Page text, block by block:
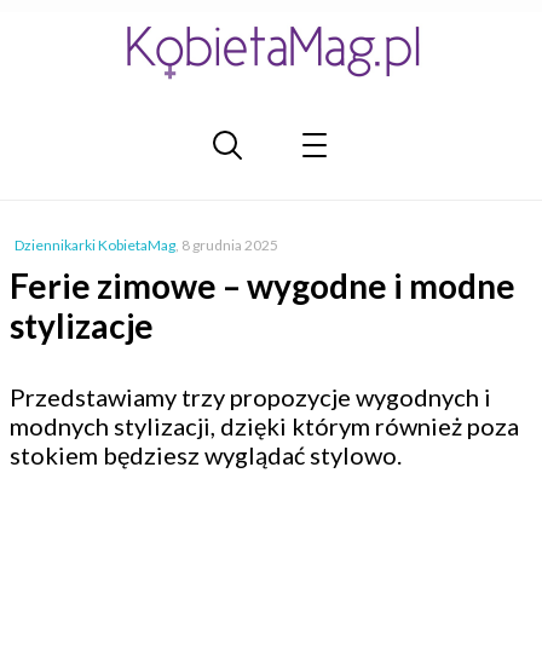
Dziennikarki KobietaMag, 8 grudnia 2025
Ferie zimowe – wygodne i modne
stylizacje
Przedstawiamy trzy propozycje wygodnych i
modnych stylizacji, dzięki którym również poza
stokiem będziesz wyglądać stylowo.